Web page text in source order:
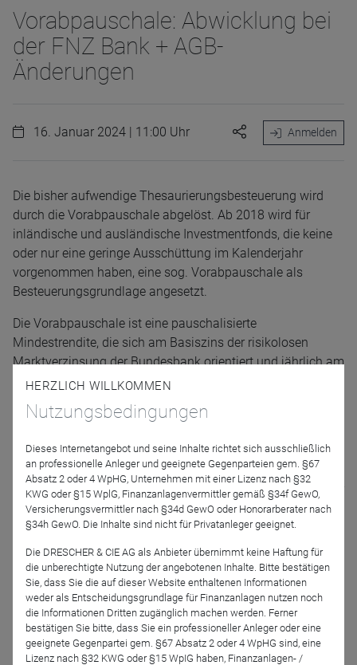
Vorabpauschale: Abwicklung bei
der FNZ Bank + AGB-
Änderungen
16. Januar 2024 | 11:00 Uhr Anmelden
Die bisher aufwendige Thesaurierungsbesteuerung wird
durch die Vorabpauschale abgelöst. Ab 2018 wird für
inländische und ausländische Investmentfonds, die keine
oder nur eine geringe Ausschüttung im Kalenderjahr
vorgenommen haben, eine sog. Vorabpauschale als
Besteuerungsgrundlage angesetzt.
Die Vorabpauschale ist eine pauschalisierte
Mindestrendite, die sich am Basiszins der risikolosen
Marktverzinsung der Bundesbank orientiert und jährlich am
2. Kalendertag des Folgejahres für das abgelaufene
Wertentwicklung des Investmentfonds vorliegt. Die
Vorabpauschale ist somit auf den Wertzuwachs des Fonds
im Kalenderjahr begrenzt. Die deutsche Bundesbank hat für
das Jahr 2023 einen positiven Basiszinssatz veröffentlicht.
Daher wird für 2023 wieder eine Vorabpauschale erhoben.
Sie erhalten in diesem Webinar Informationen über die
Abwicklungsmodalitäten und Berechnungslogik der
Vorabpauschale für 2023 im Januar 2024 bei der FNZ
Bank SE.
Anschließend gehen wir nochmal auf den AGB-
HERZLICH WILLKOMMEN
Nutzungsbedingungen
Dieses Internetangebot und seine Inhalte richtet sich ausschließlich
an professionelle Anleger und geeignete Gegenparteien gem. §67
Absatz 2 oder 4 WpHG, Unternehmen mit einer Lizenz nach §32
KWG oder §15 WplG, Finanzanlagenvermittler gemäß §34f GewO,
Versicherungsvermittler nach §34d GewO oder Honorarberater nach
§34h GewO. Die Inhalte sind nicht für Privatanleger geeignet.
Die DRESCHER & CIE AG als Anbieter übernimmt keine Haftung für
die unberechtigte Nutzung der angebotenen Inhalte. Bitte bestätigen
Sie, dass Sie die auf dieser Website enthaltenen Informationen
weder als Entscheidungsgrundlage für Finanzanlagen nutzen noch
die Informationen Dritten zugänglich machen werden. Ferner
bestätigen Sie bitte, dass Sie ein professioneller Anleger oder eine
geeignete Gegenpartei gem. §67 Absatz 2 oder 4 WpHG sind, eine
Lizenz nach §32 KWG oder §15 WpIG haben, Finanzanlagen- /